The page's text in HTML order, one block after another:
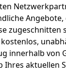
Angebote,
zugeschnitten
innerhalb von
Ihres aktuellen